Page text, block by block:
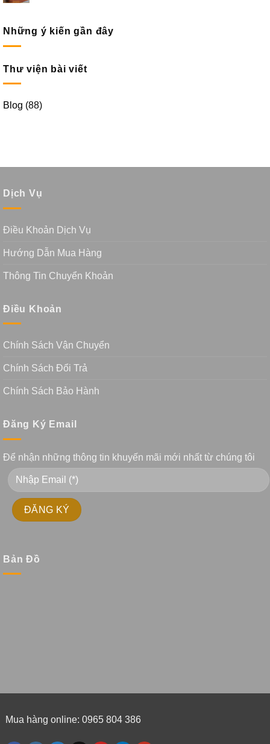
Những ý kiến gần đây
Thư viện bài viết
Blog (88)
Dịch Vụ
Điều Khoản Dịch Vụ
Hướng Dẫn Mua Hàng
Thông Tin Chuyển Khoản
Điều Khoản
Chính Sách Vận Chuyển
Chính Sách Đổi Trả
Chính Sách Bảo Hành
Đăng Ký Email
Để nhận những thông tin khuyến mãi mới nhất từ chúng tôi
Bản Đồ
Mua hàng online: 0965 804 386